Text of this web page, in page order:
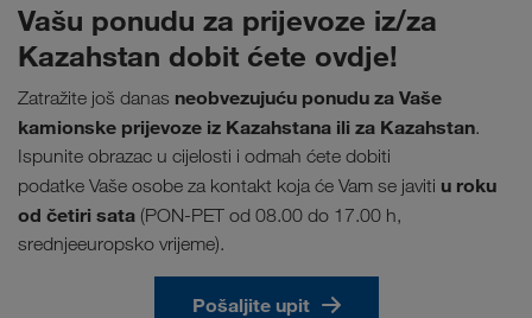
Vašu ponudu za prijevoze iz/za
Kazahstan dobit ćete ovdje!
Zatražite još danas neobvezujuću ponudu za Vaše
kamionske prijevoze iz Kazahstana ili za Kazahstan.
Ispunite obrazac u cijelosti i odmah ćete dobiti
podatke Vaše osobe za kontakt koja će Vam se javiti u roku
od četiri sata (PON-PET od 08.00 do 17.00 h,
srednjeeuropsko vrijeme).
Pošaljite upit